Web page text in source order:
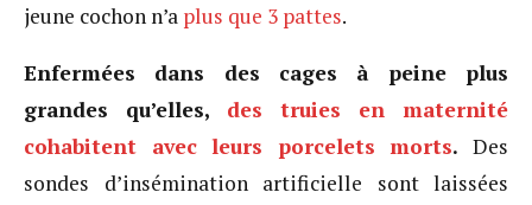
jeune cochon n’a plus que 3 pattes.
Enfermées dans des cages à peine plus
grandes qu’elles, des truies en maternité
cohabitent avec leurs porcelets morts. Des
sondes d’insémination artificielle sont laissées